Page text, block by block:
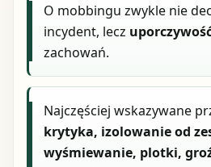
O mobbingu zwykle nie
incydent, lecz
zachowań.
Najczęściej wskazywane
krytyka, izolowanie od
wyśmiewanie, plotki,